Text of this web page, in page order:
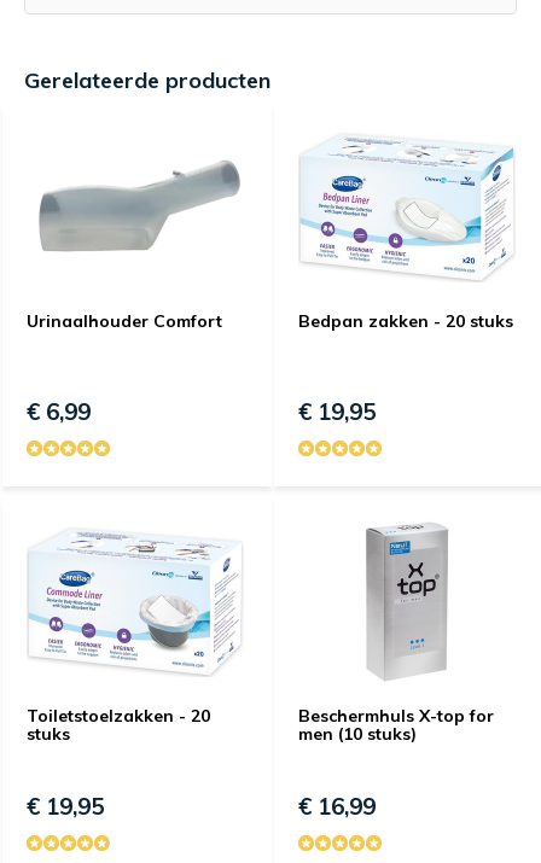
Gerelateerde producten
Urinaalhouder Comfort
€ 6,99
Bedpan zakken - 20 stuks
€ 19,95
Toiletstoelzakken - 20
stuks
€ 19,95
Beschermhuls X-top for
men (10 stuks)
€ 16,99